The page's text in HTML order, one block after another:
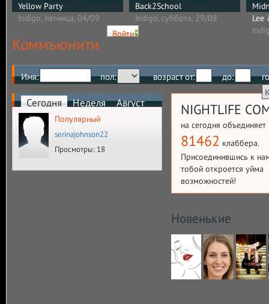
Yellow Party
Indigo, пятница, 04/09
Back2School
Indigo, суббота, 29/08
Lee
Коммъюнити
Войти
Имя: пол: возраст от: до:
Сегодня Неделя Август
Популярный
serinajohnson22
Просмотры: 18
NIGHTLIFE
на сегодня объединяет
81462 клаббера.
Присоединившись к
тобой откроется уйма
возможностей!
Новенькие